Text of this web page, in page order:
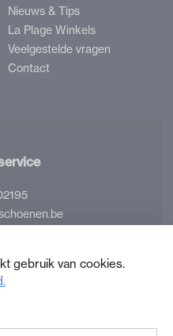
Nieuws & Tips
La Plage Winkels
Veelgestelde vragen
Contact
Instagram
gebruik van cookies.